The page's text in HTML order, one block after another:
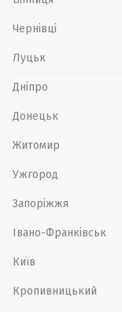
Чернівці
Луцьк
Дніпро
Донецьк
Житомир
Ужгород
Запоріжжя
Івано-Франківськ
Київ
Кропивницький